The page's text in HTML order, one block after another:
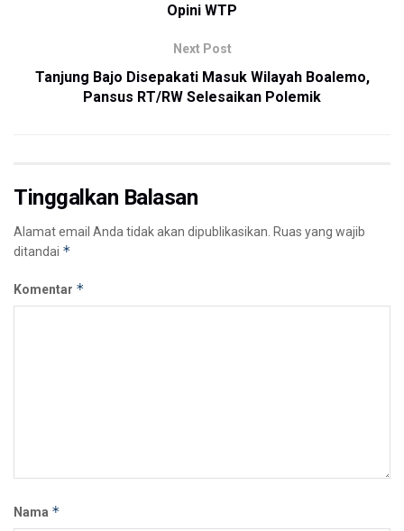
Opini WTP
Next Post
Tanjung Bajo Disepakati Masuk Wilayah Boalemo,
Pansus RT/RW Selesaikan Polemik
Tinggalkan Balasan
Alamat email Anda tidak akan dipublikasikan. Ruas yang wajib
ditandai *
Komentar *
Nama *